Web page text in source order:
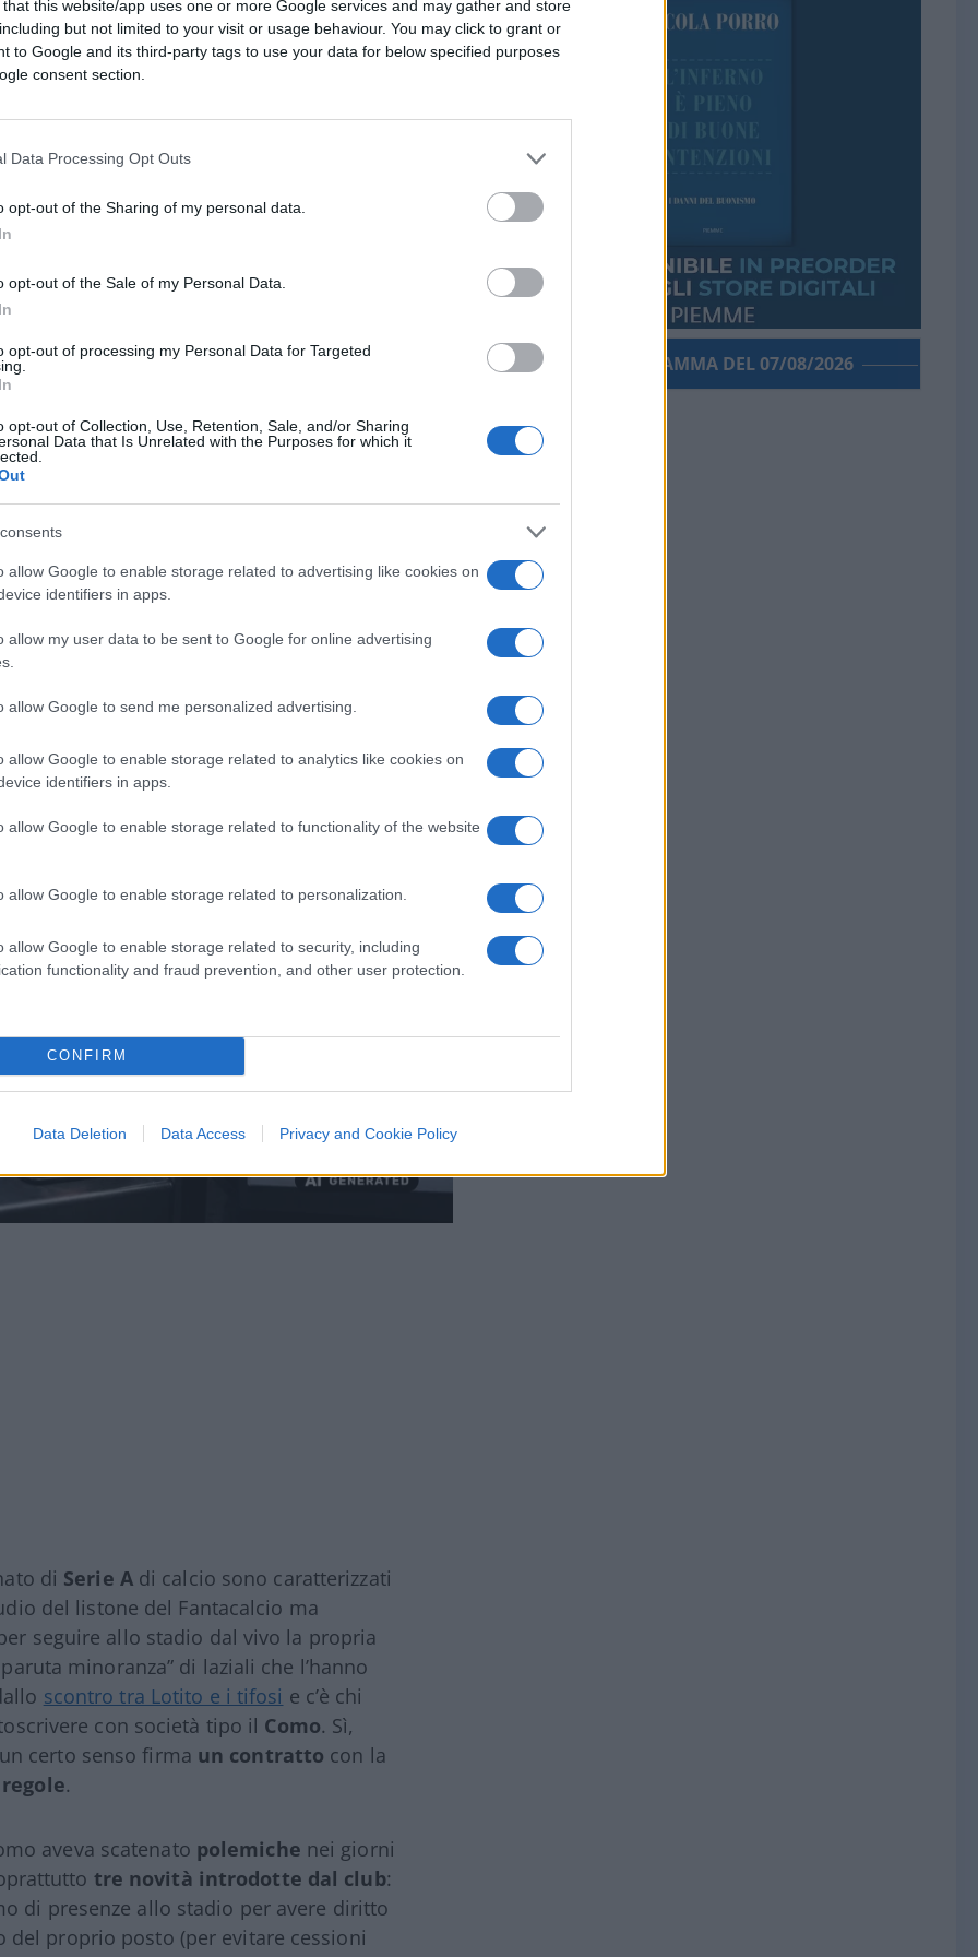
that this website/app uses one or more Google services and may gather and store
but not limited to your visit or usage behaviour. You may click to grant or
to Google and its third-party tags to use your data for below specified purposes
consent section.
Data Processing Opt Outs
opt-out of the Sharing of my personal data.
opt-out of the Sale of my Personal Data.
opt-out of processing my Personal Data for Targeted
opt-out of Collection, Use, Retention, Sale, and/or Sharing
Data that Is Unrelated with the Purposes for which it
allow Google to enable storage related to advertising like cookies on
identifiers in apps.
allow my user data to be sent to Google for online advertising
allow Google to send me personalized advertising.
allow Google to enable storage related to analytics like cookies on
identifiers in apps.
allow Google to enable storage related to functionality of the website
allow Google to enable storage related to personalization.
allow Google to enable storage related to security, including
functionality and fraud prevention, and other user protection.
CONFIRM
Data Deletion Data Access Privacy and Cookie Policy
di controllare chi ha
sugli abbonati: pagare il posto non
di Serie Adi calcio sono caratterizzati
del listone del Fantacalcio ma
seguire allo stadio dal vivo la propria
minoranza” di laziali che l’hanno
scontro tra Lotito e i tifosi e c’è chi
con società tipo il Como. Sì,
certo senso firma un contratto con la
.
aveva scatenato polemiche nei giorni
tre novità introdotte dal club:
di presenze allo stadio per avere diritto
proprio posto (per evitare cessioni
PORROGRAMMA DEL 07/08/2026